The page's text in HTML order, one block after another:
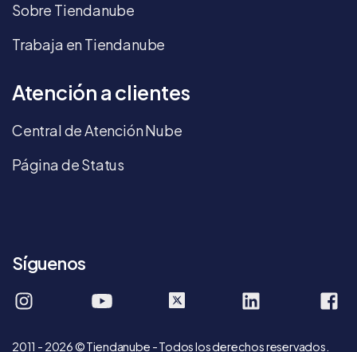
Sobre Tiendanube
Trabaja en Tiendanube
Atención a clientes
Central de Atención Nube
Página de Status
Síguenos
tiendanube.mextiendanube company/
2011 - 2026 © Tiendanube - Todos los derechos reservados.